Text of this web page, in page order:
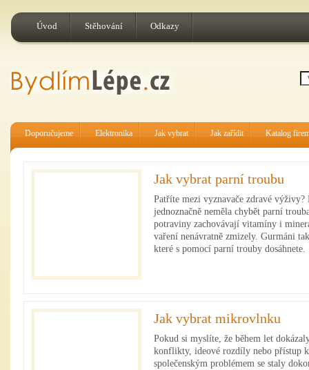
Úvod Stěhování Odkazy
Doporučujeme Elektronika Jak vybrat Jak zařídit Katalog
Jak vybrat parní troubu
Patříte mezi vyznavače zdravé
jednoznačně neměla chybět parní
potraviny zachovávají vitamíny i
vaření nenávratně zmizely. Gurmáni
které s pomocí parní trouby dosáhnete.
Jak vybrat mikrovlnku
Pokud si myslíte, že během let
konflikty, ideové rozdíly nebo přístup
společenským problémem se staly